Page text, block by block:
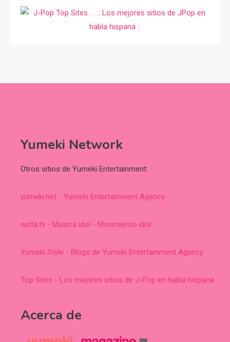
Yumeki Network
Otros sitios de Yumeki Entertainment:
yumeki.net - Yumeki Entertainment Agency
wota.tv - Música idol - Movimiento idol
Yumeki Style - Blogs de Yumeki Entertainment Agency
Top Sites - Los mejores sitios de J-Pop en habla hispana
Acerca de